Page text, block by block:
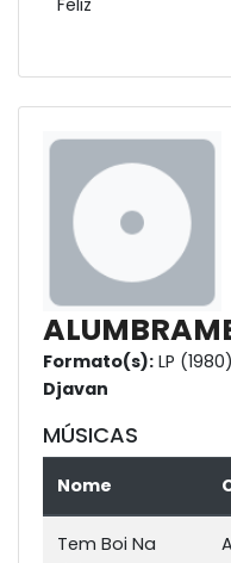
Feliz
Formato(s): LP
Djavan
MÚSICAS
Nome
Tem Boi Na